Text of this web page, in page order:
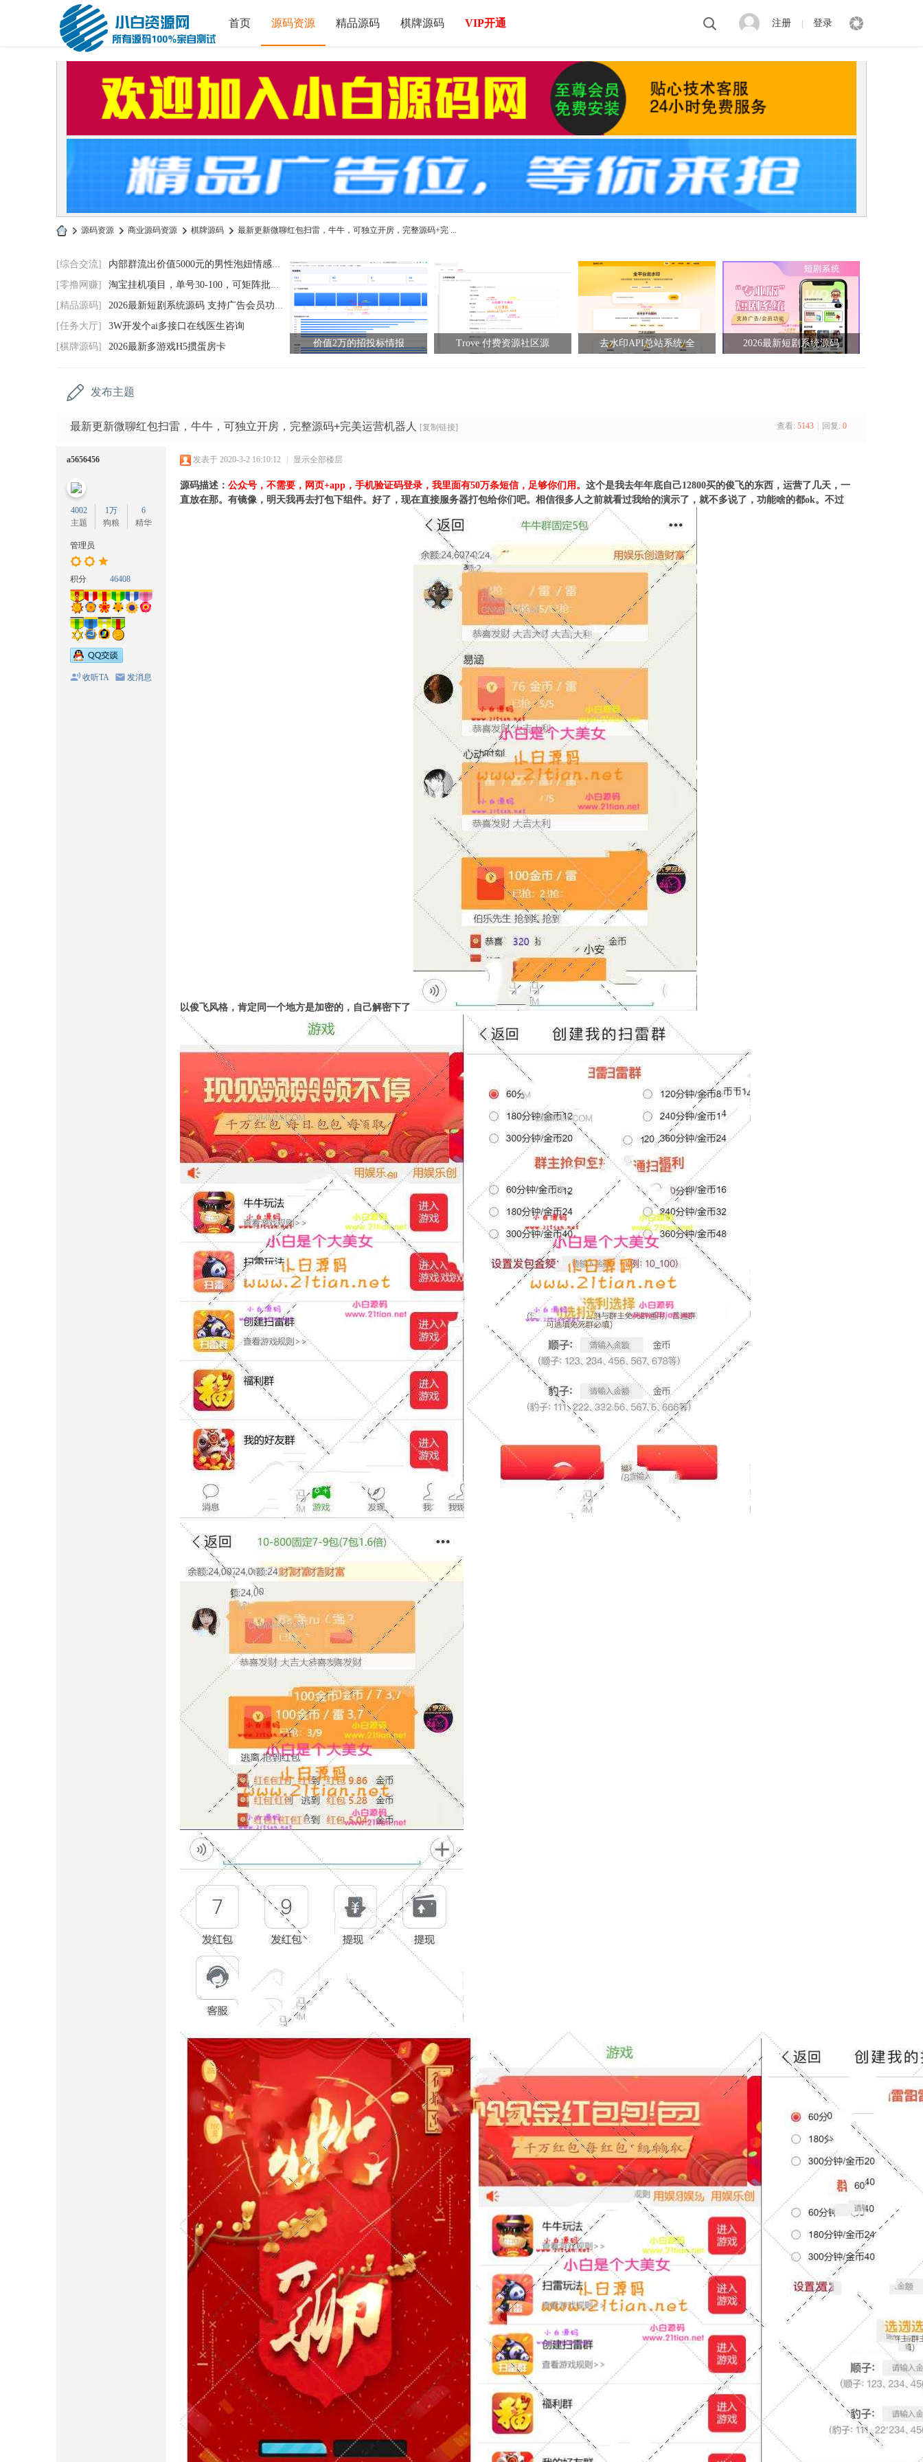
首页 源码资源 精品源码 棋牌源码 VIP开通 注册 登录
白
源
码
网
» 源码资源 › 商业源码资源 › 棋牌源码 › 最新更新微聊红包扫雷，牛牛，可独立开房，完整源码+完 ...
[综合交流]
内部群流出价值5000元的男性泡妞情感电子书
[零撸网赚]
淘宝挂机项目，单号30-100，可矩阵批量操作
[精品源码]
2026最新短剧系统源码 支持广告会员功能齐
[任务大厅]
3W开发个ai多接口在线医生咨询
[棋牌源码]
2026最新多游戏H5掼蛋房卡 价值2万的招投标情报 Trove 付费资源社区源 去水印API总站系统/全 2026最新短剧系统源码
发布主题
最新更新微聊红包扫雷，牛牛，可独立开房，完整源码+完美运营机器人 [复制链接] 查看: 5143 | 回复: 0
a5656456
4002
主题
1万
狗粮
6
精华
管理员
积分 46408
收听TA 发消息
发表于 2020-3-2 16:10:12 | 显示全部楼层
源码描述： 公众号，不需要，网页+app，手机验证码登录，我里面有50万条短信，足够你们用。 这个是我去年年底自己12800买的俊飞的东西，运营了几天，一
直放在那。 有镜像，明天我再去打包下组件。 好了，现在直接服务器打包给你们吧。 相信很多人之前就看过我给的演示了，就不多说了，功能啥的都ok。 不过
以俊飞风格，肯定同一个地方是加密的，自己解密下了